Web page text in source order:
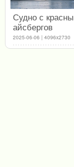
Судно с
айсбергов
2025-06-06 | 4096x2730